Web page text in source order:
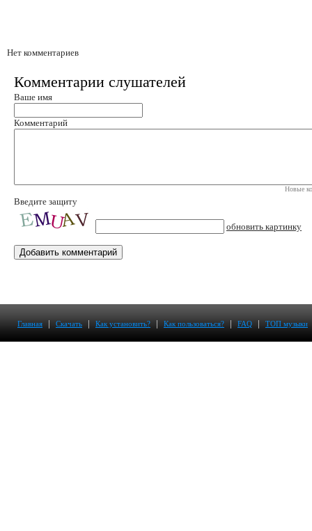
Нет комментариев
Комментарии слушателей
Ваше имя
Комментарий
Новые
Введите защиту
обновить картинку
Главная | Скачать | Как установить? | Как пользоваться? | FAQ | ТОП музыки